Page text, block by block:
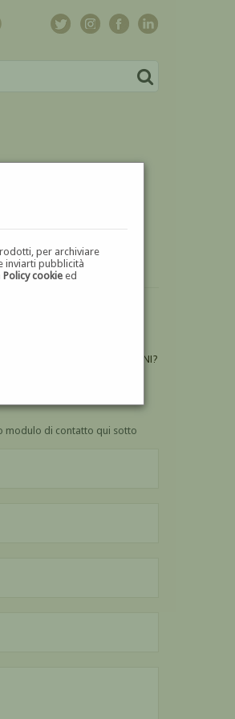
per archiviare
inviarti pubblicità
Policy cookie ed
UN'OPERA DI GIANPAOLO TALANI?
modulo di contatto qui sotto